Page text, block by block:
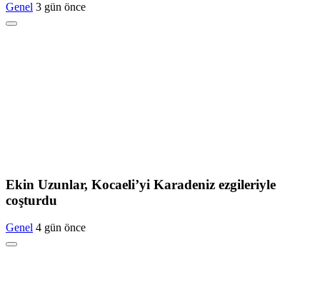
Genel 3 gün önce
Ekin Uzunlar, Kocaeli’yi Karadeniz ezgileriyle
coşturdu
Genel 4 gün önce